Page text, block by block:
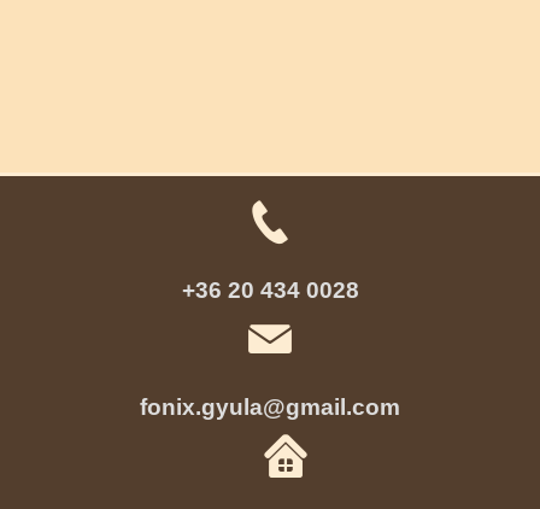
+36 20 434 0028
fonix.gyula@gmail.com